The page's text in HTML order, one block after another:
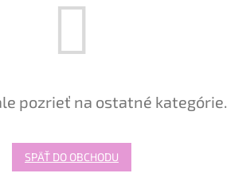
pozrieť na ostatné kategórie.
SPÄŤ DO OBCHODU